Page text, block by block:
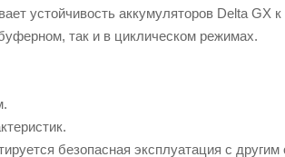
устойчивость аккумуляторов Delta
так и в циклическом режимах.
безопасная эксплуатация с